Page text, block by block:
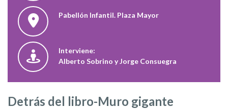
Pabellón Infantil. Plaza Mayor
Interviene:
Alberto Sobrino y Jorge Consuegra
Detrás del libro-Muro gigante